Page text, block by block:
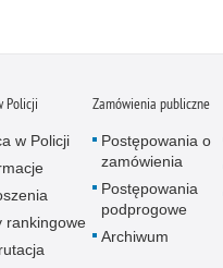
Policji
w Policji
rankingowe
Zamówienia publiczne
Postępowania o
zamówienia
Postępowania
podprogowe
Archiwum